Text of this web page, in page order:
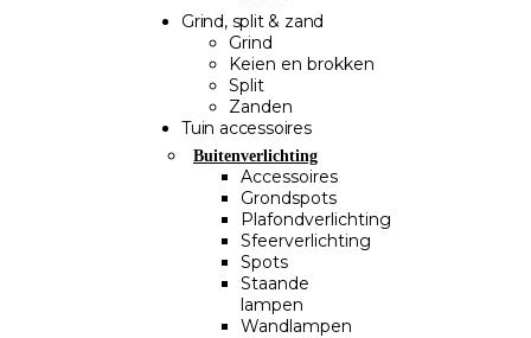
Grind, split & zand
Grind
Keien en brokken
Split
Zanden
Tuin accessoires
Buitenverlichting
Accessoires
Grondspots
Plafondverlichting
Sfeerverlichting
Spots
Staande
lampen
Wandlampen